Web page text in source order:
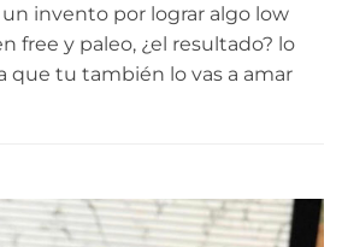
invento por lograr algo low
free y paleo, ¿el resultado? lo
que tu también lo vas a amar